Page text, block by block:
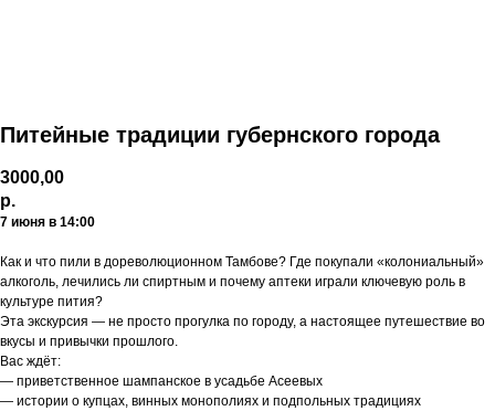
Питейные традиции губернского города
3000,00
р.
7 июня в 14:00
Как и что пили в дореволюционном Тамбове? Где покупали «колониальный»
алкоголь, лечились ли спиртным и почему аптеки играли ключевую роль в
культуре пития?
Эта экскурсия — не просто прогулка по городу, а настоящее путешествие во
вкусы и привычки прошлого.
Вас ждёт:
— приветственное шампанское в усадьбе Асеевых
— истории о купцах, винных монополиях и подпольных традициях